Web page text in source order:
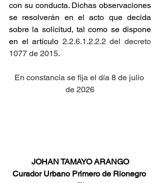
con su conducta. Dichas observaciones
se resolverán en el acto que decida
sobre la solicitud, tal como se dispone
en el artículo 2.2.6.1.2.2.2 del decreto
1077 de 2015.
En constancia se fija el día 8 de julio
de 2026
JOHAN TAMAYO ARANGO
Curador Urbano Primero de Rionegro